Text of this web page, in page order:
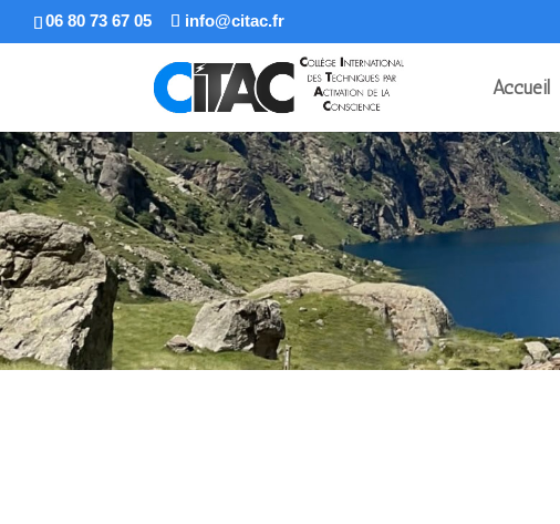
06 80 73 67 05 info@citac.fr
Accueil